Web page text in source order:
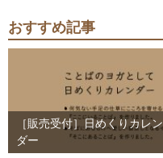
おすすめ記事
［販売受付］日めくりカレン
ダー